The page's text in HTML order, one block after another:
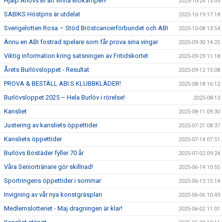
SABIKS Höstpris är utdelat 2025-10-19 17:18
Sverigelotten Rosa – Stöd Bröstcancerförbundet och ABI 2025-10-08 13:54
Ännu en ABI fostrad spelare som får prova sina vingar 2025-09-30 14:25
Viktig information kring satsningen av Fritidskortet 2025-09-29 11:18
Årets Burlövsloppet - Resultat 2025-09-12 15:08
PROVA & BESTÄLL ABI:S KLUBBKLÄDER! 2025-08-18 16:12
Burlövsloppet 2025 – Hela Burlöv i rörelse! 2025-08-13
Kansliet 2025-08-11 09:30
Justering av kansliets öppettider 2025-07-21 08:37
Kansliets öppettider 2025-07-14 07:51
Burlövs Bostäder fyller 70 år 2025-07-02 09:24
Våra Seniortränare gör skillnad! 2025-06-14 10:55
Sportringens öppettider i sommar 2025-06-13 15:14
Invigning av vår nya konstgräsplan 2025-06-06 10:49
Medlemslotteriet - Maj dragningen är klar! 2025-06-02 11:01